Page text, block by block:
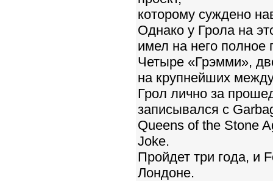
которому суждено
Однако у Грола на
имел на него полное
Четыре «Грэмми»,
на крупнейших
Грол лично за
записывался с
Queens of the Stone
Joke.
Пройдет три года, и
Лондоне.